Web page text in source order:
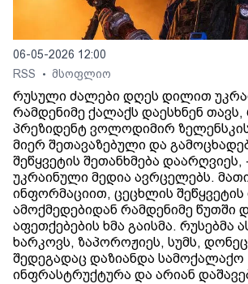
06-05-2026 12:00
RSS
• მსოფლიო
რუსული ძალები დღეს დილით
რამდენიმე ქალაქს დაესხნენ
პრეზიდენტ ვოლოდიმირ
მიერ შეთავაზებული და
შეწყვეტის შეთანხმება
უკრაინული მედია ავრცელებს.
ინფორმაციით, ცეცხლის შეწყვეტის
ამოქმედებიდან რამდენიმე წუთში
აფეთქებების ხმა გაისმა. რუსებმა
ხარკოვს, ზაპოროჟიეს, სუმს,
შედეგადაც დაზიანდა სამოქალაქო
ინფრასტრუქტურა და არიან